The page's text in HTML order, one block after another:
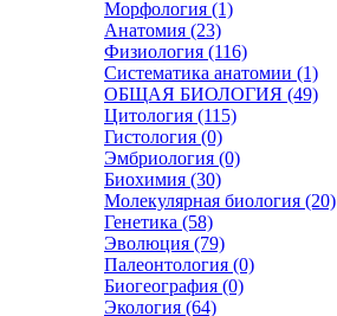
Морфология (1)
Анатомия (23)
Физиология (116)
Систематика анатомии (1)
ОБЩАЯ БИОЛОГИЯ (49)
Цитология (115)
Гистология (0)
Эмбриология (0)
Биохимия (30)
Молекулярная биология (20)
Генетика (58)
Эволюция (79)
Палеонтология (0)
Биогеография (0)
Экология (64)